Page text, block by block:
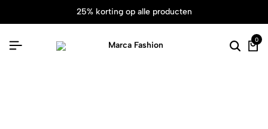
25% korting op alle producten
0